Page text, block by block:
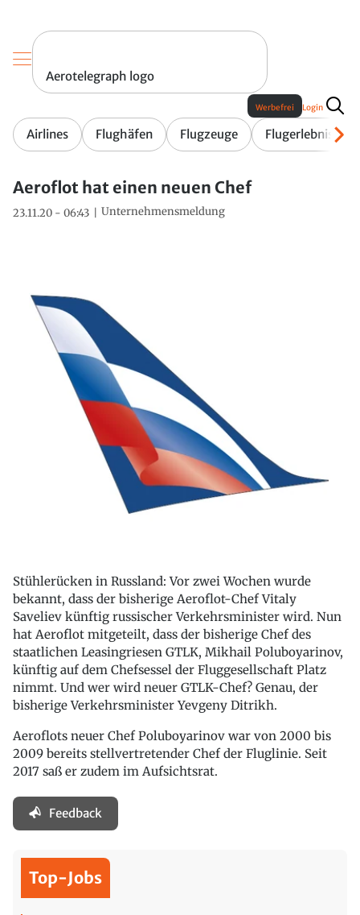
Aerotelegraph logo
Airlines Flughäfen Flugzeuge Flugerlebnis
Werbefrei Login
Aeroflot hat einen neuen Chef
23.11.20 - 06:43 Unternehmensmeldung
Stühlerücken in Russland: Vor zwei Wochen wurde
bekannt, dass der bisherige Aeroflot-Chef Vitaly
Saveliev künftig russischer Verkehrsminister wird. Nun
hat Aeroflot mitgeteilt, dass der bisherige Chef des
staatlichen Leasingriesen GTLK, Mikhail Poluboyarinov,
künftig auf dem Chefsessel der Fluggesellschaft Platz
nimmt. Und wer wird neuer GTLK-Chef? Genau, der
bisherige Verkehrsminister Yevgeny Ditrikh.
Aeroflots neuer Chef Poluboyarinov war von 2000 bis
2009 bereits stellvertretender Chef der Fluglinie. Seit
2017 saß er zudem im Aufsichtsrat.
Feedback
Top-Jobs